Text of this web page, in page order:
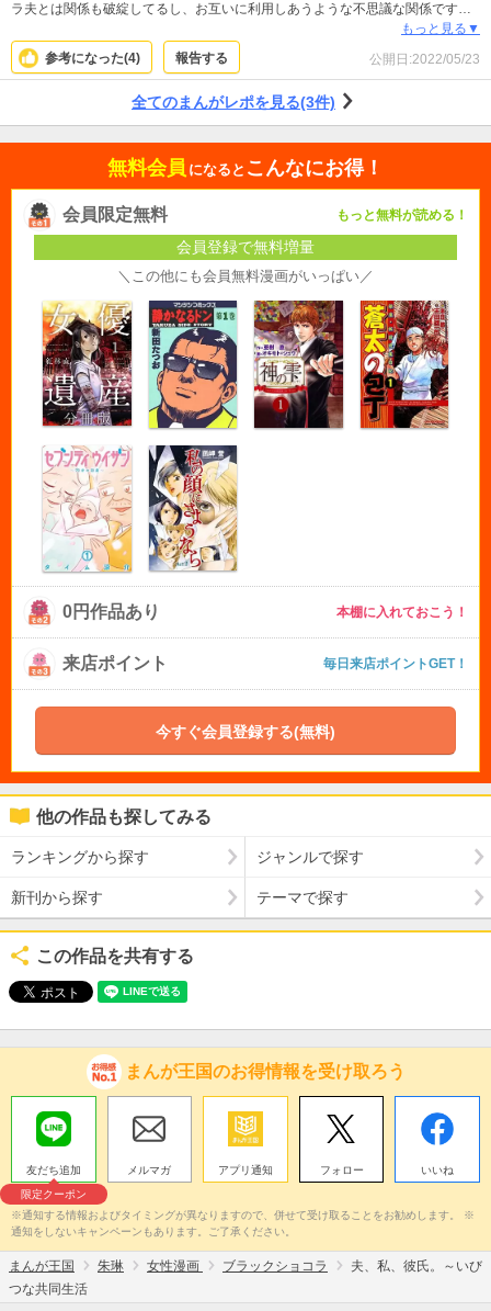
ラ夫とは関係も破綻してるし、お互いに利用しあうような不思議な関係です
が、 こんな関係続くのか？とハラハラドキドキします。 続きが楽しみです！
もっと見る▼
参考になった(4) 報告する 公開日:2022/05/23
全てのまんがレポを見る(3件)
無料会員 になると こんなにお得！
会員限定無料 もっと無料が読める！
会員登録で無料増量
＼この他にも会員無料漫画がいっぱい／
0円作品あり 本棚に入れておこう！
来店ポイント 毎日来店ポイントGET！
今すぐ会員登録する(無料)
他の作品も探してみる
ランキングから探す ジャンルで探す
新刊から探す テーマで探す
この作品を共有する
まんが王国のお得情報を受け取ろう
友だち追加
限定クーポン
メルマガ アプリ通知 フォロー いいね
※通知する情報およびタイミングが異なりますので、併せて受け取ることをお勧めします。 ※
通知をしないキャンペーンもあります。ご了承ください。
まんが王国 朱琳 女性漫画 ブラックショコラ
夫、私、彼氏。～いび
つな共同生活